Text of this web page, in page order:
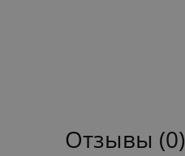
Отзывы (0)